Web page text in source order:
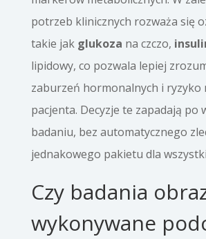
potrzeb klinicznych rozważa się
takie jak glukoza na czczo,
lipidowy, co pozwala lepiej
zaburzeń hormonalnych i ryzyko
pacjenta. Decyzje te zapadają po
badaniu, bez automatycznego
jednakowego pakietu dla
Czy badania
wykonywane